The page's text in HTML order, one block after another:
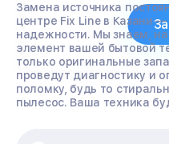
Замена источника
центре Fix Line в Казани
надежности. Мы знаем,
элемент вашей бытовой
только оригинальные
проведут диагностику и
поломку, будь то
пылесос. Ваша техника